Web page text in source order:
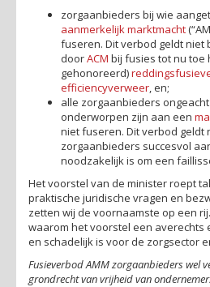
zorgaanbieders bij wie
aanmerkelijk marktmacht
fuseren. Dit verbod geldt niet
doorACM bij fusies tot nu toe
gehonoreerd)
efficiencyverweer , en;
alle zorgaanbieders
onderworpen zijn aan een
niet fuseren. Dit verbod geldt
zorgaanbieders succesvol
noodzakelijk is om een
Het voorstel van de minister roept
praktische juridische vragen en
zetten wij de voornaamste op een
waarom het voorstel een averechts
en schadelijk is voor de zorgsector
Fusieverbod AMM zorgaanbieders wel
grondrecht van vrijheid van